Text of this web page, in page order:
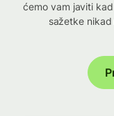
ćemo vam javiti
sažetke